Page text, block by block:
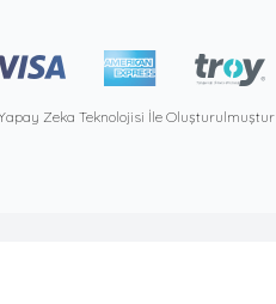
Zeka Teknolojisi İle Oluşturulmuştur